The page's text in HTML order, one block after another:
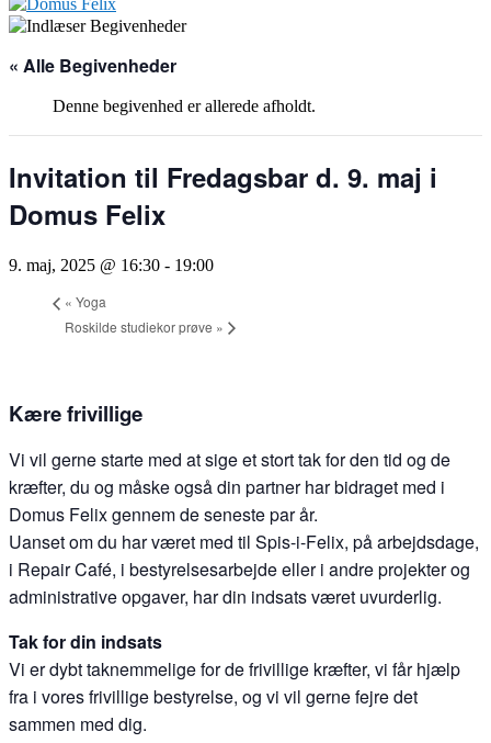
« Alle Begivenheder
Denne begivenhed er allerede afholdt.
Invitation til Fredagsbar d. 9. maj i
Domus Felix
9. maj, 2025 @ 16:30 - 19:00
« Yoga
Roskilde studiekor prøve »
Kære frivillige
Vi vil gerne starte med at sige et stort tak for den tid og de
kræfter, du og måske også din partner har bidraget med i
Domus Felix gennem de seneste par år.
Uanset om du har været med til Spis-i-Felix, på arbejdsdage,
i Repair Café, i bestyrelsesarbejde eller i andre projekter og
administrative opgaver, har din indsats været uvurderlig.
Tak for din indsats
Vi er dybt taknemmelige for de frivillige kræfter, vi får hjælp
fra i vores frivillige bestyrelse, og vi vil gerne fejre det
sammen med dig.